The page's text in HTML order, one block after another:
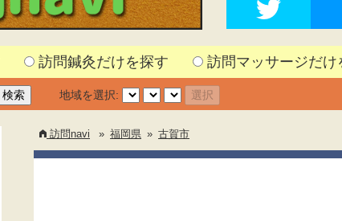
訪問鍼灸だけを探す 訪問マッサージだけ
地域を選択:
訪問navi » 福岡県 » 古賀市